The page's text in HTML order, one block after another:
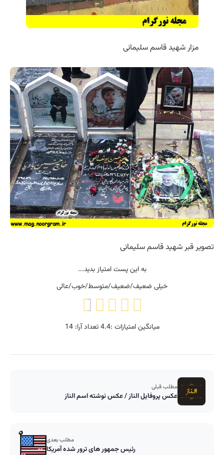
مزار شهید قاسم سلیمانی
تصویر قبر شهید قاسم سلیمانی
به این پست امتیاز بدید...
خیلی ضعیف/ضعیف/متوسط/خوب/عالی
میانگین امتیازات :4.4تعداد آرا:14
مطلب قبلی
عکس پروفایل الناز / عکس نوشته اسم الناز
مطلب بعدی
رئیس جمهور های ترور شده آمریکا